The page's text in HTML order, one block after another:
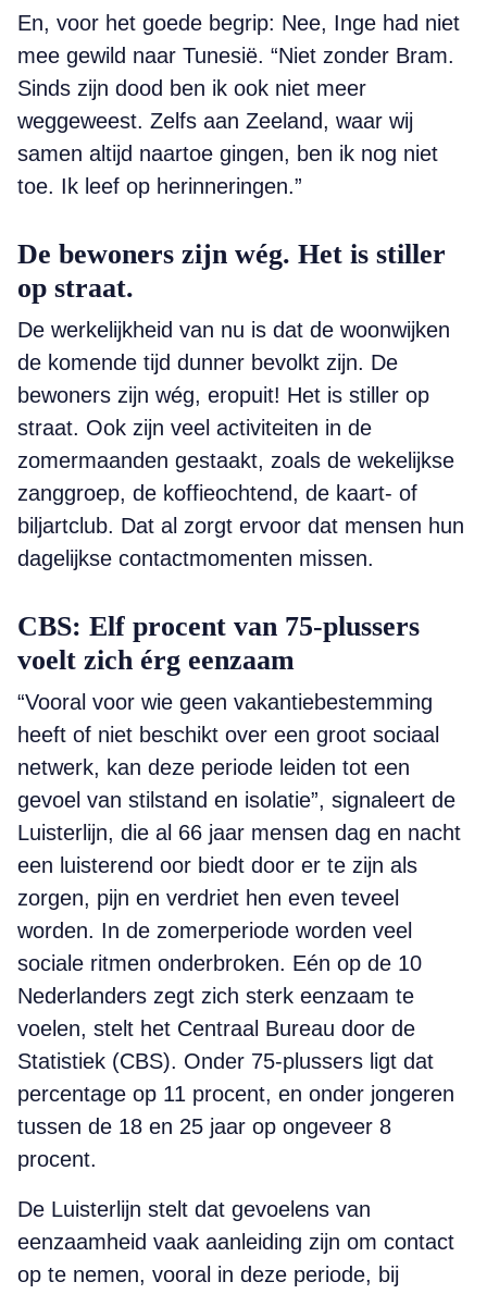
En, voor het goede begrip: Nee, Inge had niet
mee gewild naar Tunesië. “Niet zonder Bram.
Sinds zijn dood ben ik ook niet meer
weggeweest. Zelfs aan Zeeland, waar wij
samen altijd naartoe gingen, ben ik nog niet
toe. Ik leef op herinneringen.”
De bewoners zijn wég. Het is stiller
op straat.
De werkelijkheid van nu is dat de woonwijken
de komende tijd dunner bevolkt zijn. De
bewoners zijn wég, eropuit! Het is stiller op
straat. Ook zijn veel activiteiten in de
zomermaanden gestaakt, zoals de wekelijkse
zanggroep, de koffieochtend, de kaart- of
biljartclub. Dat al zorgt ervoor dat mensen hun
dagelijkse contactmomenten missen.
CBS: Elf procent van 75-plussers
voelt zich érg eenzaam
“Vooral voor wie geen vakantiebestemming
heeft of niet beschikt over een groot sociaal
netwerk, kan deze periode leiden tot een
gevoel van stilstand en isolatie”, signaleert de
Luisterlijn, die al 66 jaar mensen dag en nacht
een luisterend oor biedt door er te zijn als
zorgen, pijn en verdriet hen even teveel
worden. In de zomerperiode worden veel
sociale ritmen onderbroken. Eén op de 10
Nederlanders zegt zich sterk eenzaam te
voelen, stelt het Centraal Bureau door de
Statistiek (CBS). Onder 75-plussers ligt dat
percentage op 11 procent, en onder jongeren
tussen de 18 en 25 jaar op ongeveer 8
procent.
De Luisterlijn stelt dat gevoelens van
eenzaamheid vaak aanleiding zijn om contact
op te nemen, vooral in deze periode, bij